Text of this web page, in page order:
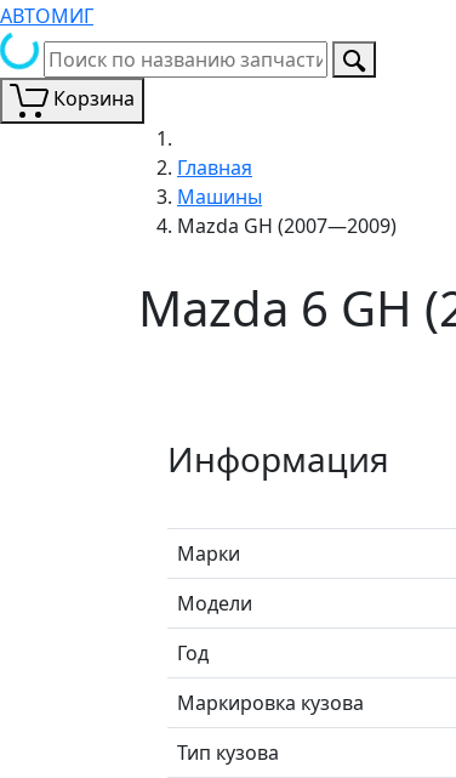
АВТОМИГ
Корзина
Главная
Машины
Mazda GH (2007—2009)
Mazda 6 GH
Информация
Марки
Модели
Год
Маркировка кузова
Тип кузова